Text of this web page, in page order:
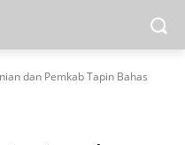
dan Pemkab Tapin Bahas